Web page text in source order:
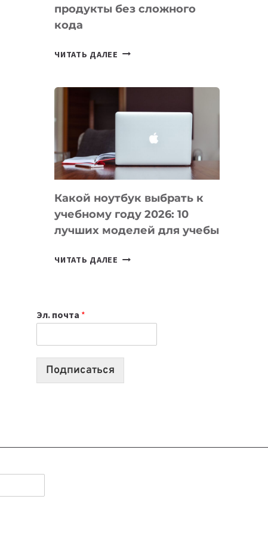
продукты без сложного
кода
ЧИТАТЬ ДАЛЕЕ
КОТОРЫЕ
СОЗДАВАТЬ
БЕЗ
КОДА
Какой ноутбук выбрать к
учебному году 2026: 10
лучших моделей для учебы
ЧИТАТЬ ДАЛЕЕ КАКОЙ
2026:
10
Эл. почта *
Подписаться